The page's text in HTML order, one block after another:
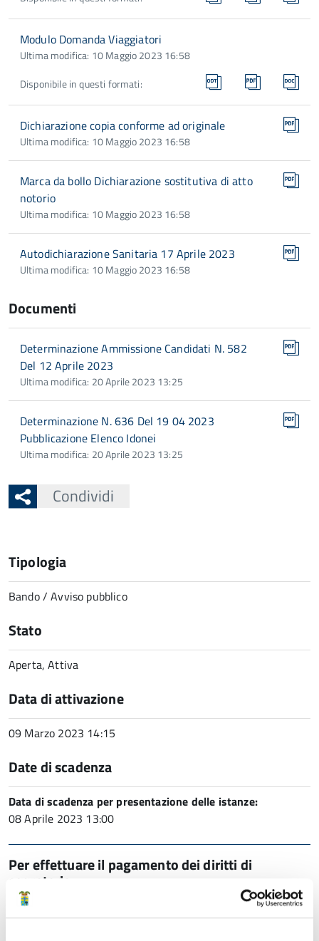
Modulo Domanda Viaggiatori
Ultima modifica: 10 Maggio 2023 16:58
Disponibile in questi formati:
Dichiarazione copia conforme ad originale
Ultima modifica: 10 Maggio 2023 16:58
Marca da bollo Dichiarazione sostitutiva di atto
notorio
Ultima modifica: 10 Maggio 2023 16:58
Autodichiarazione Sanitaria 17 Aprile 2023
Ultima modifica: 10 Maggio 2023 16:58
Documenti
Determinazione Ammissione Candidati N. 582
Del 12 Aprile 2023
Ultima modifica: 20 Aprile 2023 13:25
Determinazione N. 636 Del 19 04 2023
Pubblicazione Elenco Idonei
Ultima modifica: 20 Aprile 2023 13:25
Condividi
Tipologia
Bando / Avviso pubblico
Stato
Aperta, Attiva
Data di attivazione
09 Marzo 2023 14:15
Date di scadenza
Data di scadenza per presentazione delle istanze:
08 Aprile 2023 13:00
Per effettuare il pagamento dei diritti di
segreteria
Link